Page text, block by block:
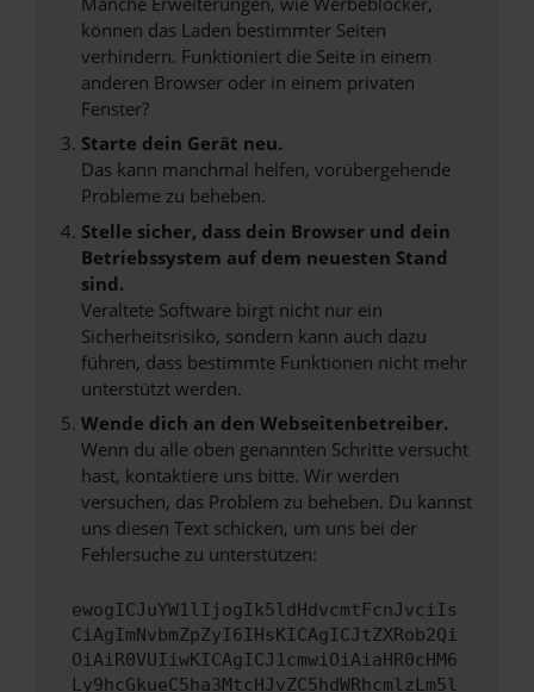
können das Laden bestimmter Seiten
verhindern. Funktioniert die Seite in einem
anderen Browser oder in einem privaten
Fenster?
Starte dein Gerät neu.
Das kann manchmal helfen, vorübergehende
Probleme zu beheben.
Stelle sicher, dass dein Browser und dein
Betriebssystem auf dem neuesten Stand
sind.
Veraltete Software birgt nicht nur ein
Sicherheitsrisiko, sondern kann auch dazu
führen, dass bestimmte Funktionen nicht mehr
unterstützt werden.
Wende dich an den Webseitenbetreiber.
Wenn du alle oben genannten Schritte versucht
hast, kontaktiere uns bitte. Wir werden
versuchen, das Problem zu beheben. Du kannst
uns diesen Text schicken, um uns bei der
Fehlersuche zu unterstützen:
ewogICJuYW1lIjogIk5ldHdvcmtFcnJvciIs
CiAgImNvbmZpZyI6IHsKICAgICJtZXRob2Qi
OiAiR0VUIiwKICAgICJ1cmwiOiAiaHR0cHM6
Ly9hcGkueC5ha3MtcHJvZC5hdWRhcmlzLm5l